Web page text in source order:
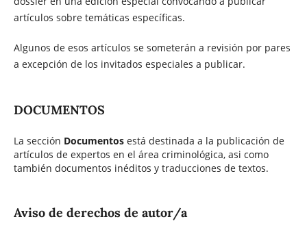
artículos sobre temáticas específicas.
Algunos de esos artículos se someterán a revisión por pares
a excepción de los invitados especiales a publicar.
DOCUMENTOS
La sección Documentosestá destinada a la publicación de
artículos de expertos en el área criminológica, asi como
también documentos inéditos y traducciones de textos.
Aviso de derechos de autor/a